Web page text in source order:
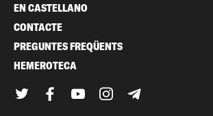
EN CASTELLANO
CONTACTE
PREGUNTES FREQÜENTS
HEMEROTECA
TwitterFacebook
YouTubeInstagram